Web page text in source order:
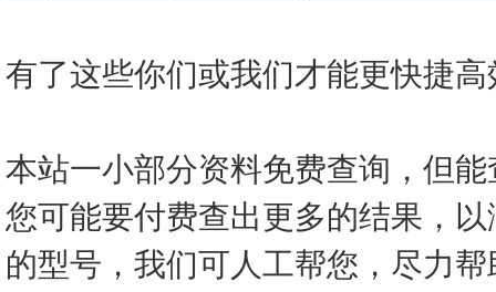
有了这些你们或我们才能更快捷
本站一小部分资料免费查询，但
您可能要付费查出更多的结果，
的型号，我们可人工帮您，尽力